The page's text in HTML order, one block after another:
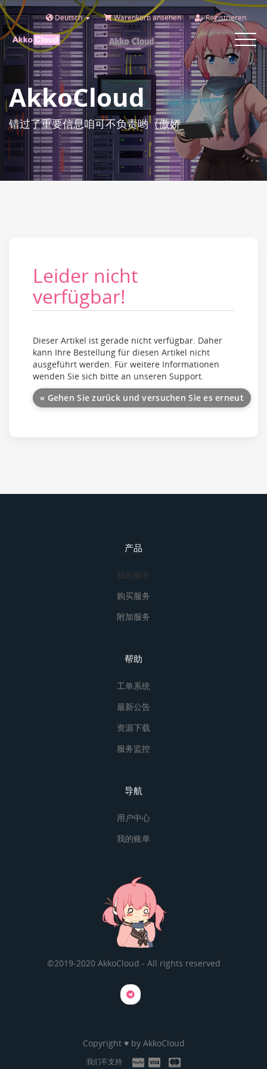
Deutsch Warenkorb ansehen Registrieren
Toggle
AkkoCloud
错过了重要信息咱可不负责哟（傲娇
Leider nicht
verfügbar!
Dieser Artikel ist gerade nicht verfügbar. Daher
kann Ihre Bestellung für diesen Artikel nicht
ausgeführt werden. Für weitere Informationen
wenden Sie sich bitte an unseren Support.
« Gehen Sie zurück und versuchen Sie es erneut
产品
我的服务
购买服务
附加服务
帮助
工单系统
最新公告
资源下载
服务监控
导航
用户中心
我的账单
©2019-2020 AkkoCloud - All rights reserved
Copyright ♥ by AkkoCloud
我们不支持